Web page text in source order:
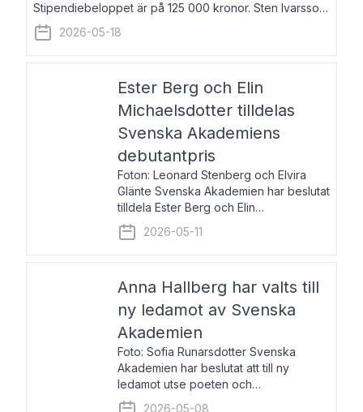
Stipendiebeloppet är på 125 000 kronor. Sten Ivarsson,
född 1979, är mediateksamordnare vid
Söderslättsgymnasiet i Trelleborg. Här har han på
2026-05-18
Ester Berg och Elin
Michaelsdotter tilldelas
Svenska Akademiens
debutantpris
Foton: Leonard Stenberg och Elvira
Glänte Svenska Akademien har beslutat
tilldela Ester Berg och Elin
Michaelsdotter Svenska Akademiens
debutantpris för år 2026. Priset är
nyinstiftat och syftar till att lyfta fram
2026-05-11
Anna Hallberg har valts till
ny ledamot av Svenska
Akademien
Foto: Sofia Runarsdotter Svenska
Akademien har beslutat att till ny
ledamot utse poeten och
litteraturkritikern Anna Hallberg. Hon
2026-05-08